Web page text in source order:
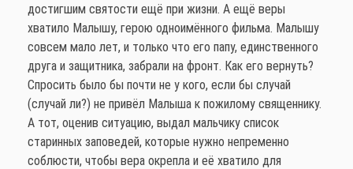
достигшим святости ещё при жизни. А ещё веры
хватило Малышу, герою одноимённого фильма. Малышу
совсем мало лет, и только что его папу, единственного
друга и защитника, забрали на фронт. Как его вернуть?
Спросить было бы почти не у кого, если бы случай
(случай ли?) не привёл Малыша к пожилому священнику.
А тот, оценив ситуацию, выдал мальчику список
старинных заповедей, которые нужно непременно
соблюсти, чтобы вера окрепла и её хватило для